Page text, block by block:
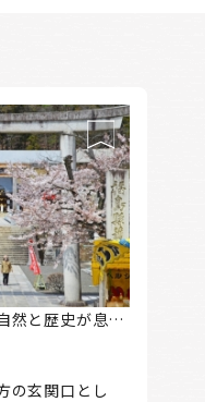
然と歴史が息づ
の玄関口とし